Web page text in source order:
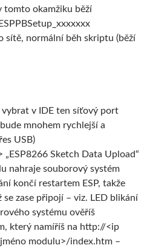
tomto okamžiku běží
sítě, normální běh skriptu (běží
vybrat v IDE ten síťový port
mnohem rychlejší a
USB)
„ESP8266 Sketch Data Upload“
nahraje souborový systém
končí restartem ESP, takže
zase připojí – viz. LED blikání
systému ověříš
který namíříš na http://<ip
modulu>/index.htm –